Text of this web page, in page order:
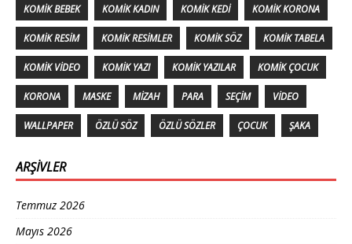
KOMIK BEBEK KOMIK KADIN KOMIK KEDI KOMIK KORONA
KOMIK RESIM KOMIK RESIMLER KOMIK SÖZ KOMIK TABELA
KOMIK VIDEO KOMIK YAZI KOMIK YAZILAR KOMIK ÇOCUK
KORONA MASKE MIZAH PARA SEÇIM VIDEO
WALLPAPER ÖZLÜ SÖZ ÖZLÜ SÖZLER ÇOCUK ŞAKA
ARŞIVLER
Temmuz 2026
Mayıs 2026